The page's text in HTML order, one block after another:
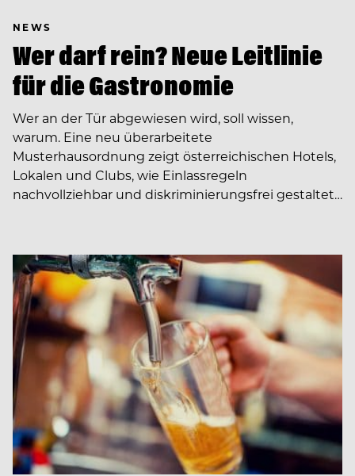
NEWS
Wer darf rein? Neue Leitlinie
für die Gastronomie
Wer an der Tür abgewiesen wird, soll wissen,
warum. Eine neu überarbeitete
Musterhausordnung zeigt österreichischen Hotels,
Lokalen und Clubs, wie Einlassregeln
nachvollziehbar und diskriminierungsfrei gestaltet…